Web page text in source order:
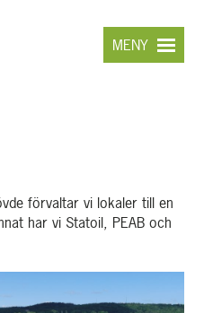
MENY
förvaltar vi lokaler till en
har vi Statoil, PEAB och